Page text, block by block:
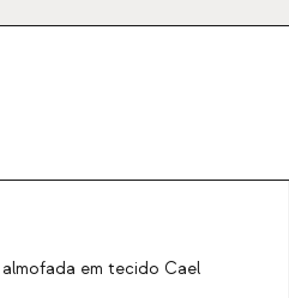
em tecido Cael